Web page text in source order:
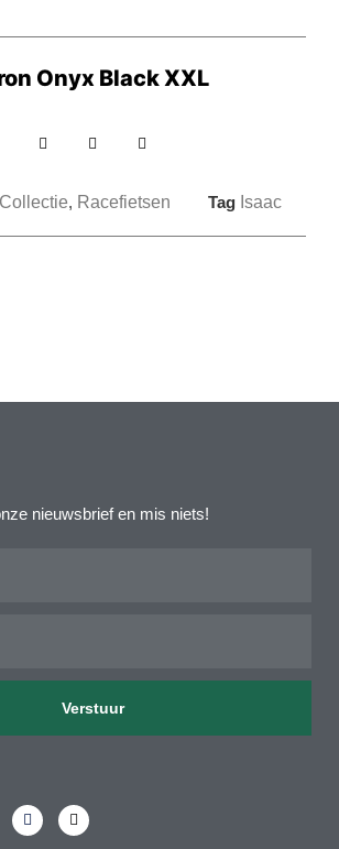
Onyx Black XXL
Collectie, Racefietsen Tag Isaac
nieuwsbrief en mis niets!
Verstuur